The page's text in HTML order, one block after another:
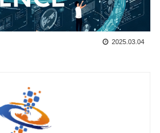
2025.03.04